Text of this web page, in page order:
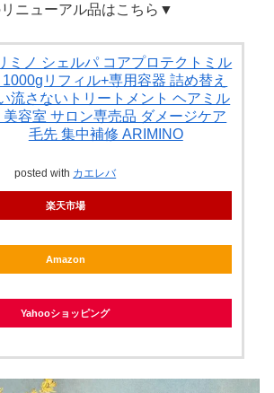
ニューアル品はこちら▼
ミノ シェルパ コアプロテクトミル
1000gリフィル+専用容器 詰め替え
流さないトリートメント ヘアミル
美容室 サロン専売品 ダメージケア
毛先 集中補修 ARIMINO
posted with カエレバ
楽天市場
Amazon
Yahooショッピング